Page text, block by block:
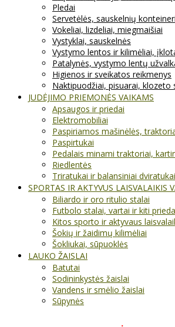
Pledai
Servetėlės, sauskelnių
Vokeliai, lizdeliai, miegmaišiai
Vystyklai, sauskelnės
Vystymo lentos ir kilimėliai,
Patalynės, vystymo lentų
Higienos ir sveikatos reikmenys
Naktipuodžiai, pisuarai, klozeto
JUDĖJIMO PRIEMONĖS VAIKAMS
Apsaugos ir priedai
Elektromobiliai
Paspiriamos mašinėlės,
Paspirtukai
Pedalais minami traktoriai,
Riedlentės
Triratukai ir balansiniai dviratukai
SPORTAS IR AKTYVUS LAISVALAIKIS
Biliardo ir oro ritulio stalai
Futbolo stalai, vartai ir kiti
Kitos sporto ir aktyvaus
Šokių ir žaidimų kilimėliai
Šokliukai, sūpuoklės
LAUKO ŽAISLAI
Batutai
Sodininkystės žaislai
Vandens ir smėlio žaislai
Sūpynės